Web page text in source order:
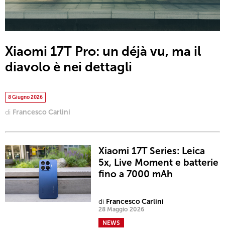
Xiaomi 17T Pro: un déjà vu, ma il
diavolo è nei dettagli
8 Giugno 2026
di Francesco Carlini
Xiaomi 17T Series: Leica
5x, Live Moment e batterie
fino a 7000 mAh
di Francesco Carlini
28 Maggio 2026
NEWS